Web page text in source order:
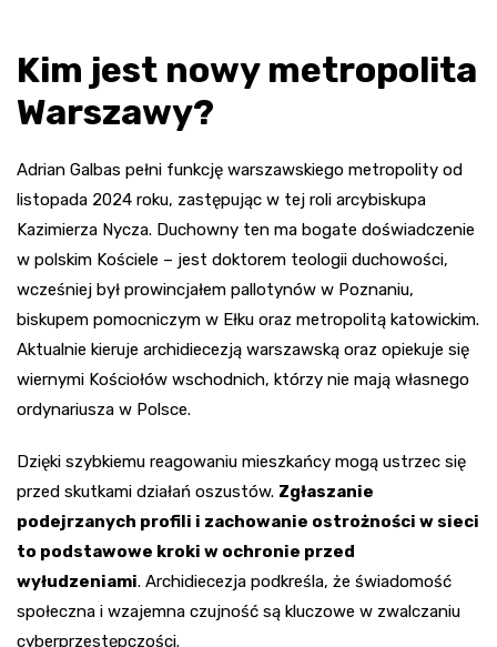
Kim jest nowy metropolita
Warszawy?
Adrian Galbas pełni funkcję warszawskiego metropolity od
listopada 2024 roku, zastępując w tej roli arcybiskupa
Kazimierza Nycza. Duchowny ten ma bogate doświadczenie
w polskim Kościele – jest doktorem teologii duchowości,
wcześniej był prowincjałem pallotynów w Poznaniu,
biskupem pomocniczym w Ełku oraz metropolitą katowickim.
Aktualnie kieruje archidiecezją warszawską oraz opiekuje się
wiernymi Kościołów wschodnich, którzy nie mają własnego
ordynariusza w Polsce.
Dzięki szybkiemu reagowaniu mieszkańcy mogą ustrzec się
przed skutkami działań oszustów. Zgłaszanie
podejrzanych profili i zachowanie ostrożności w sieci
to podstawowe kroki w ochronie przed
wyłudzeniami. Archidiecezja podkreśla, że świadomość
społeczna i wzajemna czujność są kluczowe w zwalczaniu
cyberprzestępczości.